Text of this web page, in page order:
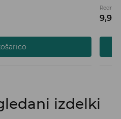
Redna
9,99
izdelki